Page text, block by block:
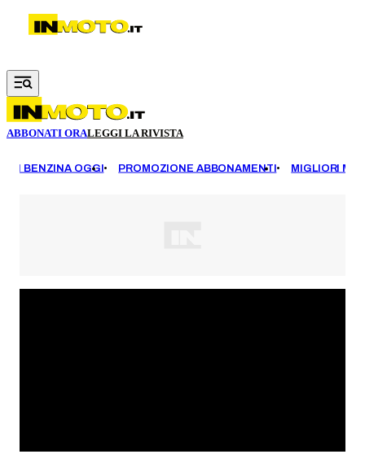
Vai al contenuto principale
ABBONATI ORALEGGI LA RIVISTA
BENZINA OGGI PROMOZIONE ABBONAMENTI MIGLIORI